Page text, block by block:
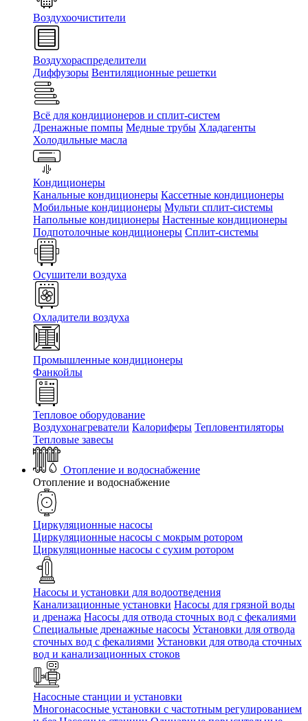
Воздухоочистители
Воздухораспределители
Диффузоры Вентиляционные решетки
Всё для кондиционеров и сплит-систем
Дренажные помпы Медные трубы Хладагенты
Холодильные масла
Кондиционеры
Канальные кондиционеры Кассетные кондиционеры
Мобильные кондиционеры Мульти сплит-системы
Напольные кондиционеры Настенные кондиционеры
Подпотолочные кондиционеры Сплит-системы
Осушители воздуха
Охладители воздуха
Промышленные кондиционеры
Фанкойлы
Тепловое оборудование
Воздухонагреватели Калориферы Тепловентиляторы
Тепловые завесы
Отопление и водоснабжение
Отопление и водоснабжение
Циркуляционные насосы
Циркуляционные насосы с мокрым ротором
Циркуляционные насосы с сухим ротором
Насосы и установки для водоотведения
Канализационные установки Насосы для грязной воды
и дренажа Насосы для отвода сточных вод c фекалиями
Специальные дренажные насосы Установки для отвода
сточных вод c фекалиями Установки для отвода сточных
вод и канализационных стоков
Насосные станции и установки
Многонасосные установки с частотным регулированием